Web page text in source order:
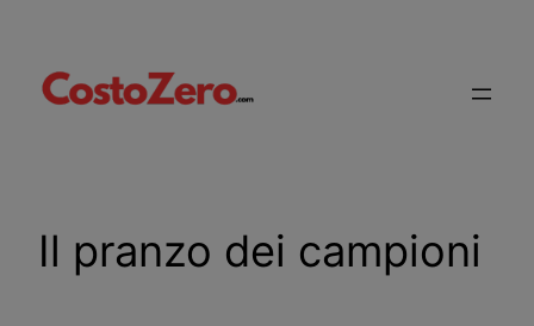
contenuto
Il pranzo dei campioni